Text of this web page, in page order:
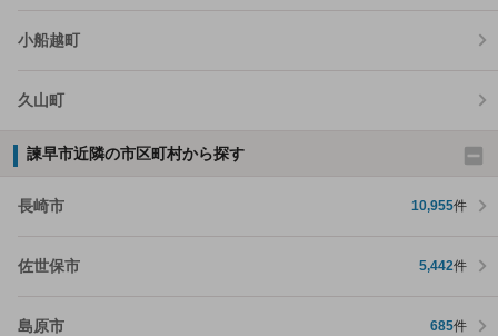
小船越町
久山町
諫早市近隣の市区町村から探す
長崎市 10,955件
佐世保市 5,442件
島原市 685件